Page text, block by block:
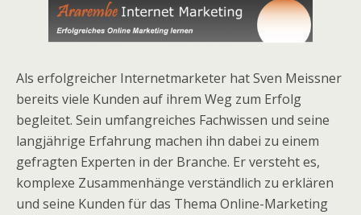
Als erfolgreicher Internetmarketer hat Sven Meissner
bereits viele Kunden auf ihrem Weg zum Erfolg
begleitet. Sein umfangreiches Fachwissen und seine
langjährige Erfahrung machen ihn dabei zu einem
gefragten Experten in der Branche. Er versteht es,
komplexe Zusammenhänge verständlich zu erklären
und seine Kunden für das Thema Online-Marketing